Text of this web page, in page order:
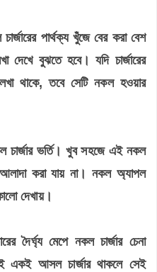
পার্থক্য খুঁজে বের করা বেশ
দেখে বুঝতে হবে। যদি চার্জারের
থাকে, তবে সেটি নকল হওয়ার
চার্জার ভর্তি। খুব সহজে এই নকল
আলাদা করা যায় না। নকল অ্যাপল
দেখায়।
দৈর্ঘ্য মেপে নকল চার্জার চেনা
একই আসল চার্জার থাকলে সেই